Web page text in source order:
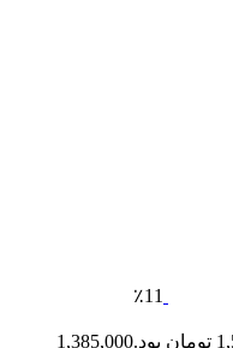
٪11
1,385,000